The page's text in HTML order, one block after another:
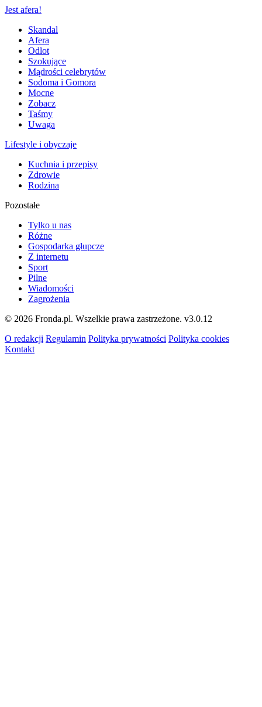
Jest afera!
Skandal
Afera
Odlot
Szokujące
Mądrości celebrytów
Sodoma i Gomora
Mocne
Zobacz
Taśmy
Uwaga
Lifestyle i obyczaje
Kuchnia i przepisy
Zdrowie
Rodzina
Pozostałe
Tylko u nas
Różne
Gospodarka głupcze
Z internetu
Sport
Pilne
Wiadomości
Zagrożenia
© 2026 Fronda.pl. Wszelkie prawa zastrzeżone. v3.0.12
O redakcji Regulamin Polityka prywatności Polityka cookies
Kontakt